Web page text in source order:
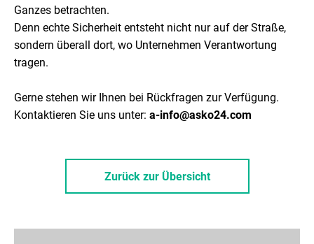
Ganzes betrachten.
Denn echte Sicherheit entsteht nicht nur auf der Straße,
sondern überall dort, wo Unternehmen Verantwortung
tragen.
Gerne stehen wir Ihnen bei Rückfragen zur Verfügung.
Kontaktieren Sie uns unter: a-info@asko24.com
Zurück zur Übersicht